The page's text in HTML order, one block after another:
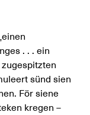
. . . ein
sünd sien
För siene
kregen –